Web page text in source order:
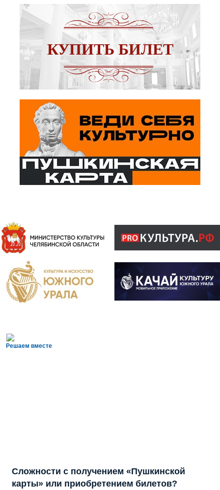
КУПИТЬ БИЛЕТ
Решаем вместе
Сложности с получением «Пушкинской
карты» или приобретением билетов?